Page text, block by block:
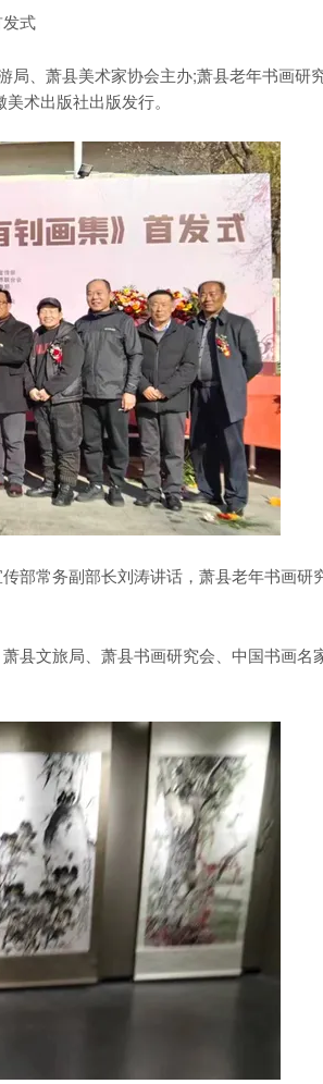
式
、萧县美术家协会主办;萧县老年书画研
术出版社出版发行。
常务副部长刘涛讲话，萧县老年书画研
文旅局、萧县书画研究会、中国书画名